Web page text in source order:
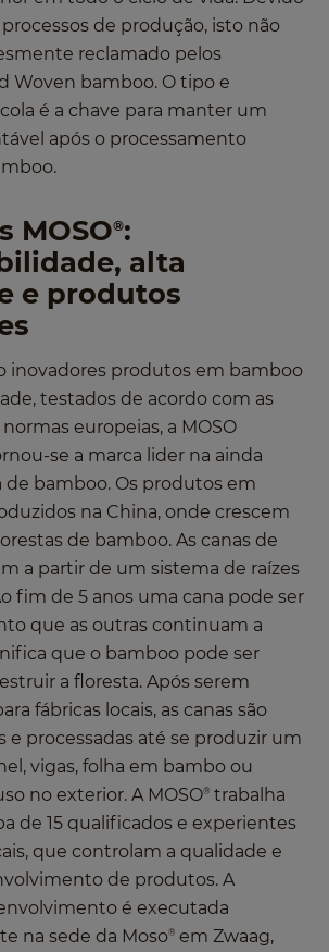
de produção, isto não
reclamado pelos
Woven bamboo. O tipo e
é a chave para manter um
após o processamento
MOSO®:
alta
e produtos
inovadores produtos em bamboo
testados de acordo com as
europeias, a MOSO
se a marca lider na ainda
bamboo. Os produtos em
na China, onde crescem
de bamboo. As canas de
a partir de um sistema de raízes
fim de 5 anos uma cana pode ser
que as outras continuam a
que o bamboo pode ser
a floresta. Após serem
fábricas locais, as canas são
e processadas até se produzir um
vigas, folha em bambo ou
no exterior. A MOSO® trabalha
de 15 qualificados e experientes
que controlam a qualidade e
de produtos. A
é executada
na sede da Moso® em Zwaag,